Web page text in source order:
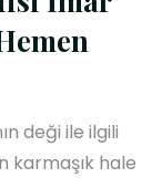
deği ile ilgili
karmaşık hale